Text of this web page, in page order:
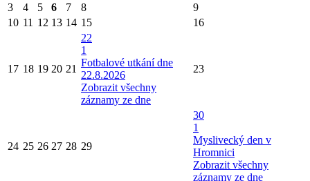
3
4 5 6 7 8
9
10 11 12 13 14 15 16
17 18 19 20 21
22
1
Fotbalové utkání dne
22.8.2026
Zobrazit všechny
záznamy ze dne
23
24 25 26 27 28 29
30
1
Myslivecký den v
Hromnici
Zobrazit všechny
záznamy ze dne